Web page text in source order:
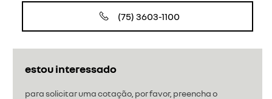
estou interessado
para solicitar uma cotação, por favor, preencha o
(75) 3603-1100